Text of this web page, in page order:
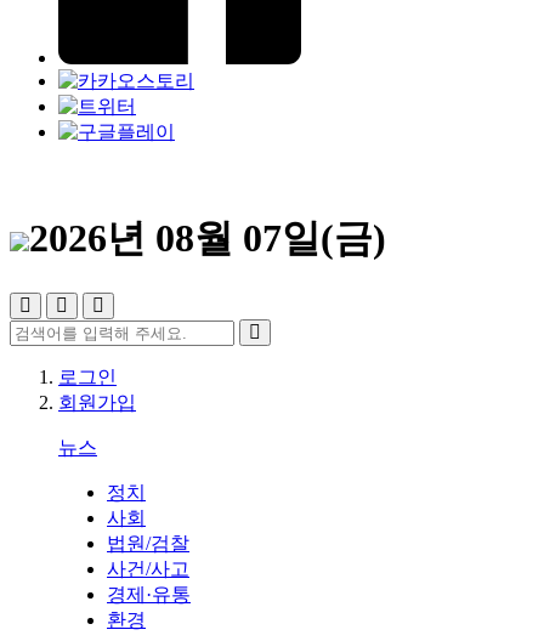
2026년 08월 07일(금)
로그인
회원가입
뉴스
정치
사회
법원/검찰
사건/사고
경제·유통
환경